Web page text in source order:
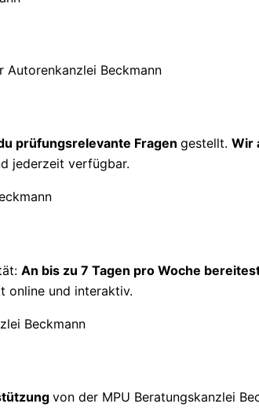
prüfungsrelevante Fragen gestellt. Wir
jederzeit verfügbar.
An bis zu 7 Tagen pro Woche
online und interaktiv.
von der MPU Beratungskanzlei